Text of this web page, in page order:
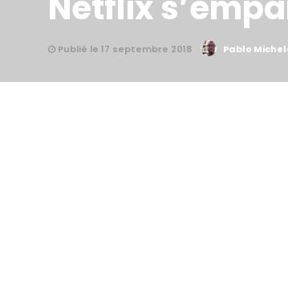
Publié le 17 septembre 2018 Pablo